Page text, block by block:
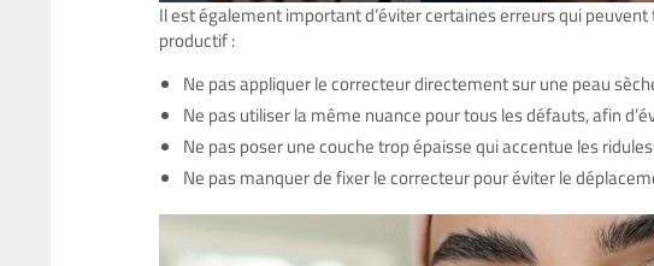
Il est également important d’éviter certaines erreurs qui
productif :
Ne pas appliquer le correcteur directement sur une peau
Ne pas utiliser la même nuance pour tous les défauts, afin
Ne pas poser une couche trop épaisse qui accentue les
Ne pas manquer de fixer le correcteur pour éviter le